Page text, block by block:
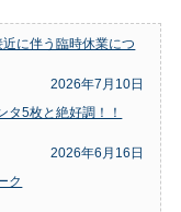
近に伴う臨時休業につ
2026年7月10日
タ5枚と絶好調！！
2026年6月16日
ク